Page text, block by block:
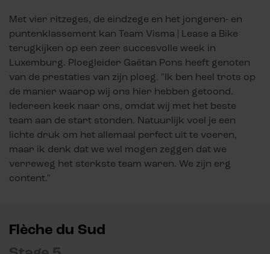
Met vier ritzeges, de eindzege en het jongeren- en
puntenklassement kan Team Visma | Lease a Bike
terugkijken op een zeer succesvolle week in
Luxemburg. Ploegleider Gaëtan Pons heeft genoten
van de prestaties van zijn ploeg. "Ik ben heel trots op
de manier waarop wij ons hier hebben getoond.
Iedereen keek naar ons, omdat wij met het beste
team aan de start stonden. Natuurlijk voel je een
lichte druk om het allemaal perfect uit te voeren,
maar ik denk dat we wel mogen zeggen dat we
verreweg het sterkste team waren. We zijn erg
content."
Flèche du Sud